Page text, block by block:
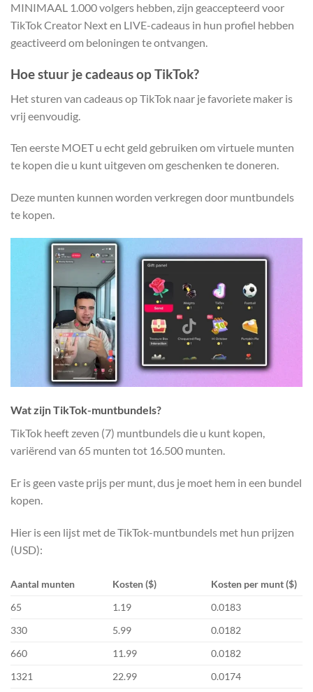
MINIMAAL 1.000 volgers hebben, zijn geaccepteerd voor
TikTok Creator Next en LIVE-cadeaus in hun profiel hebben
geactiveerd om beloningen te ontvangen.
Hoe stuur je cadeaus op TikTok?
Het sturen van cadeaus op TikTok naar je favoriete maker is
vrij eenvoudig.
Ten eerste MOET u echt geld gebruiken om virtuele munten
te kopen die u kunt uitgeven om geschenken te doneren.
Deze munten kunnen worden verkregen door muntbundels
te kopen.
Wat zijn TikTok-muntbundels?
TikTok heeft zeven (7) muntbundels die u kunt kopen,
variërend van 65 munten tot 16.500 munten.
Er is geen vaste prijs per munt, dus je moet hem in een bundel
kopen.
Hier is een lijst met de TikTok-muntbundels met hun prijzen
(USD):
Aantal munten Kosten ($)
Kosten per munt ($)
65
1.19
0.0183
330
5.99
0.0182
660
11.99
0.0182
1321
22.99 0.0174